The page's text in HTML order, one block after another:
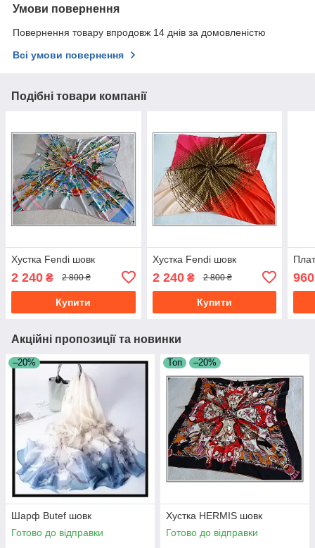
Умови повернення
Повернення товару впродовж 14 днів за домовленістю
Всі умови повернення
Подібні товари компанії
Хустка Fendi шовк
2 240 ₴ 2 800 ₴
Купити
Хустка Fendi шовк
2 240₴ 2 800 ₴
Купити
960
Акційні пропозиції та новинки
–20%
Шарф Butef шовк
Готово до відправки
Топ –20%
Хустка HERMIS шовк
Готово до відправки